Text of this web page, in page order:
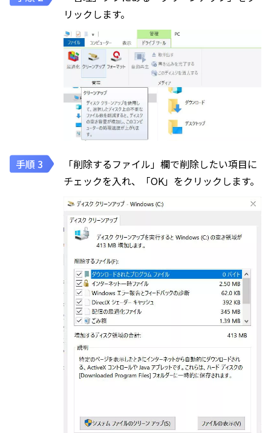
リックします。
「削除するファイル」欄で削除したい項目に
チェックを入れ、「OK」をクリックします。